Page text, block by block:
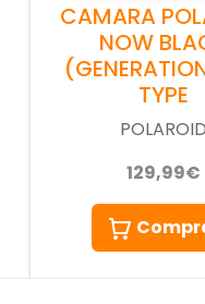
CAMARA
NOW
TYPE
POLAROID
129,99€